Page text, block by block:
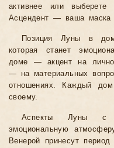
активнее или выберете
Асцендент — ваша маска
Позиция Луны в
которая станет
доме — акцент на
— на материальных
отношениях. Каждый
своему.
Аспекты Луны с
эмоциональную
Венерой принесут